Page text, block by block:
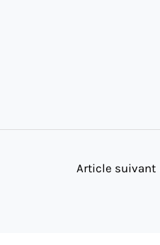
Article suivant